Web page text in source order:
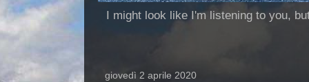
I might look like I'm listening to you,
giovedì 2 aprile 2020